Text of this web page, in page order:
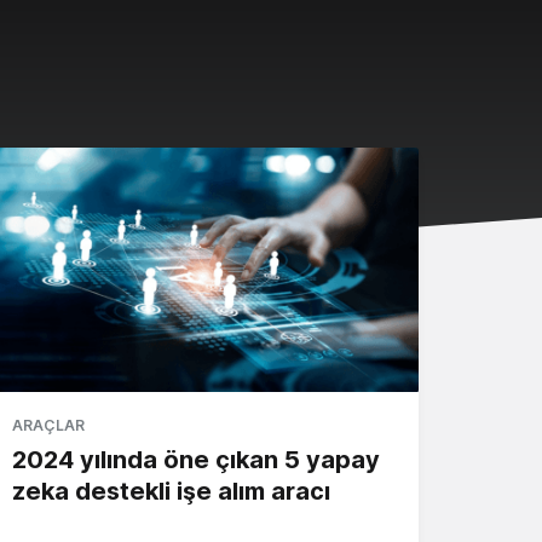
ARAÇLAR
2024 yılında öne çıkan 5 yapay
zeka destekli işe alım aracı